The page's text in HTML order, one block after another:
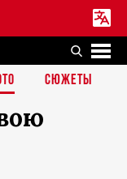
СЮЖЕТЫ